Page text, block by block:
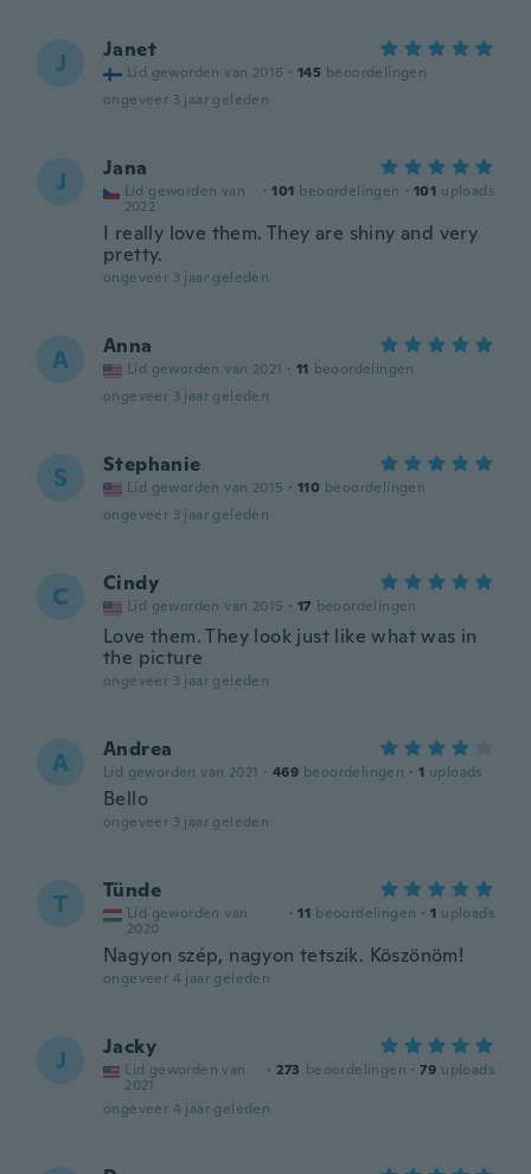
J Janet
Lid geworden van 2016 · 145 beoordelingen
ongeveer 3 jaar geleden
J Jana
Lid geworden van
2022
· 101 beoordelingen · 101 uploads
I really love them. They are shiny and very
pretty.
ongeveer 3 jaar geleden
A Anna
Lid geworden van 2021 · 11 beoordelingen
ongeveer 3 jaar geleden
S Stephanie
Lid geworden van 2015 · 110 beoordelingen
ongeveer 3 jaar geleden
C Cindy
Lid geworden van 2015 · 17 beoordelingen
Love them. They look just like what was in
the picture
ongeveer 3 jaar geleden
A Andrea
Lid geworden van 2021 · 469 beoordelingen · 1 uploads
Bello
ongeveer 3 jaar geleden
T Tünde
Lid geworden van
2020
· 11 beoordelingen · 1 uploads
Nagyon szép, nagyon tetszik. Köszönöm!
ongeveer 4 jaar geleden
J Jacky
Lid geworden van
2021
· 273 beoordelingen · 79 uploads
ongeveer 4 jaar geleden